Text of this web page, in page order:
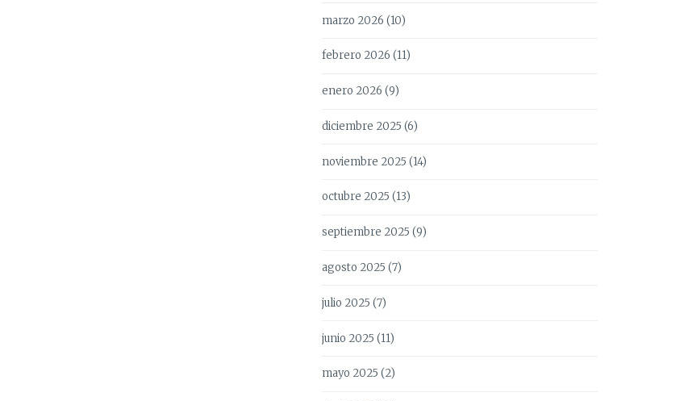
marzo 2026 (10)
febrero 2026 (11)
enero 2026 (9)
diciembre 2025 (6)
noviembre 2025 (14)
octubre 2025 (13)
septiembre 2025 (9)
agosto 2025 (7)
julio 2025 (7)
junio 2025 (11)
mayo 2025 (2)